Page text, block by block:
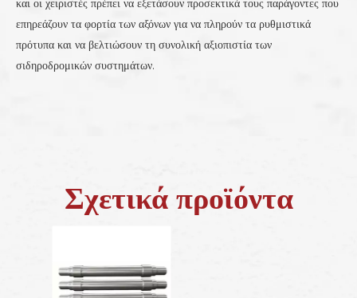
και οι χειριστές πρέπει να εξετάσουν προσεκτικά τους παράγοντες που
επηρεάζουν τα φορτία των αξόνων για να πληρούν τα ρυθμιστικά
πρότυπα και να βελτιώσουν τη συνολική αξιοπιστία των
σιδηροδρομικών συστημάτων.
Σχετικά προϊόντα